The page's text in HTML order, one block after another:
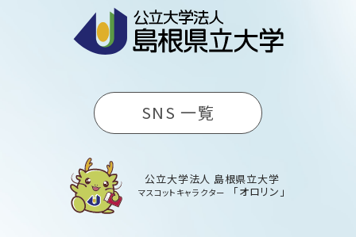
SNS 一覧
公立大学法人 島根県立大学
マスコットキャラクター 「オロリン」